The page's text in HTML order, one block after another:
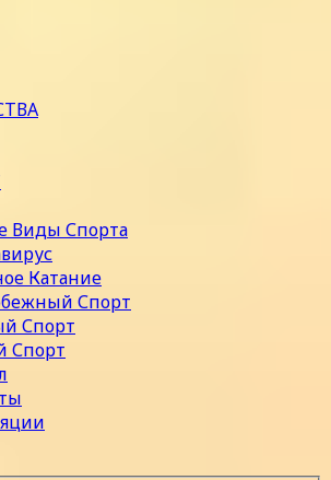
Виды Спорта
Катание
Спорт
Спорт
Спорт